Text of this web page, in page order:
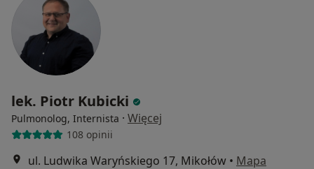
lek. Piotr Kubicki
Pulmonolog, Internista · Więcej
108 opinii
ul. Ludwika Waryńskiego 17, Mikołów • Mapa